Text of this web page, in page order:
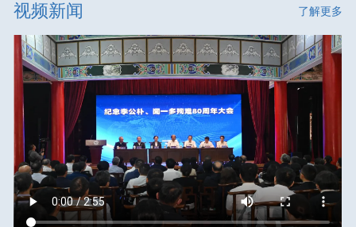
视频新闻 了解更多